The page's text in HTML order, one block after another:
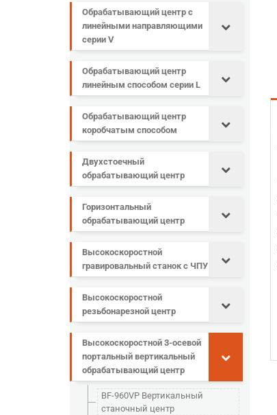
Обрабатывающий центр с
линейными направляющими
серии V
Обрабатывающий центр
линейным способом серии L
Обрабатывающий центр
коробчатым способом
Двухстоечный
обрабатывающий центр
Горизонтальный
обрабатывающий центр
Высокоскоростной
гравировальный станок с ЧПУ
Высокоскоростной
резьбонарезной центр
Высокоскоростной 3-осевой
портальный вертикальный
обрабатывающий центр
BF-960VP Вертикальный
станочный центр